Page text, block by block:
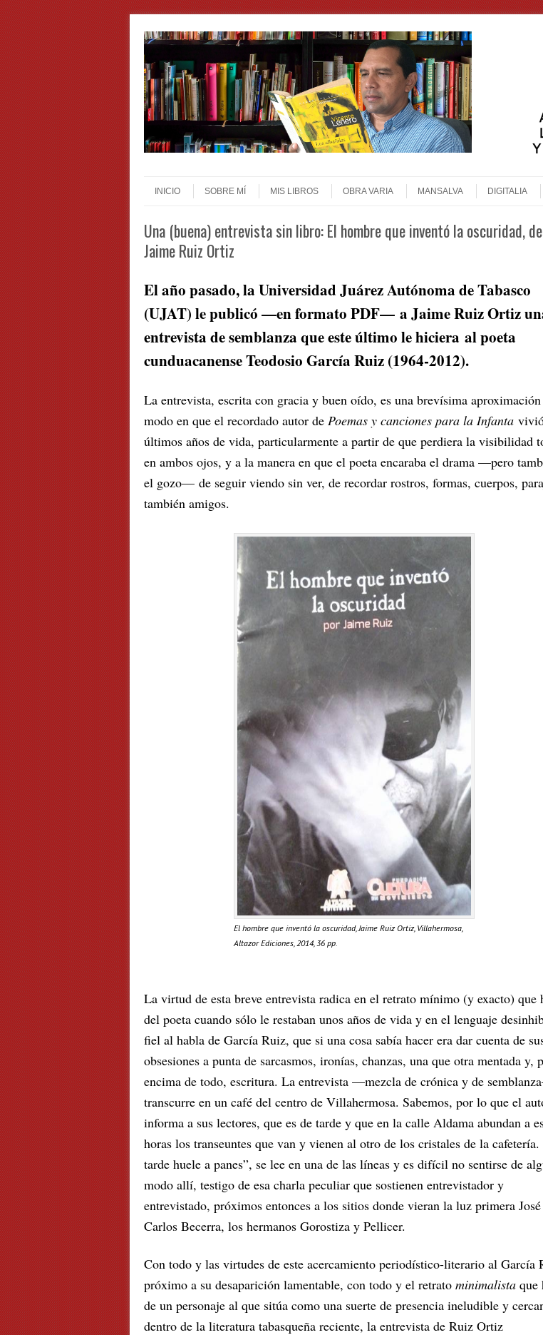
Menu
INICIO
SOBRE MÍ MIS LIBROS OBRA VARIA MANSALVA DIGITALIA
Una (buena) entrevista sin libro: El hombre que inventó la oscuridad, de
Jaime Ruiz Ortiz
El año pasado, la Universidad Juárez Autónoma de Tabasco
(UJAT) le publicó —en formato PDF— a Jaime Ruiz Ortiz
entrevista de semblanza que este último le hiciera al poeta
cunduacanense Teodosio García Ruiz (1964-2012).
La entrevista, escrita con gracia y buen oído, es una brevísima
modo en que el recordado autor de Poemas y canciones para la Infanta
últimos años de vida, particularmente a partir de que perdiera la visibilidad
en ambos ojos, y a la manera en que el poeta encaraba el drama —pero
el gozo— de seguir viendo sin ver, de recordar rostros, formas, cuerpos,
también amigos.
El hombre que inventó la oscuridad, Jaime Ruiz Ortiz, Villahermosa,
Altazor Ediciones, 2014, 36 pp.
La virtud de esta breve entrevista radica en el retrato mínimo (y exacto) que
del poeta cuando sólo le restaban unos años de vida y en el lenguaje
fiel al habla de García Ruiz, que si una cosa sabía hacer era dar cuenta de
obsesiones a punta de sarcasmos, ironías, chanzas, una que otra mentada y,
encima de todo, escritura. La entrevista —mezcla de crónica y de semblanza
transcurre en un café del centro de Villahermosa. Sabemos, por lo que el
informa a sus lectores, que es de tarde y que en la calle Aldama abundan a
horas los transeuntes que van y vienen al otro de los cristales de la cafetería.
tarde huele a panes”, se lee en una de las líneas y es difícil no sentirse de
modo allí, testigo de esa charla peculiar que sostienen entrevistador y
entrevistado, próximos entonces a los sitios donde vieran la luz primera José
Carlos Becerra, los hermanos Gorostiza y Pellicer.
Con todo y las virtudes de este acercamiento periodístico-literario al García
próximo a su desaparición lamentable, con todo y el retrato minimalista que
de un personaje al que sitúa como una suerte de presencia ineludible y
dentro de la literatura tabasqueña reciente, la entrevista de Ruiz Ortiz